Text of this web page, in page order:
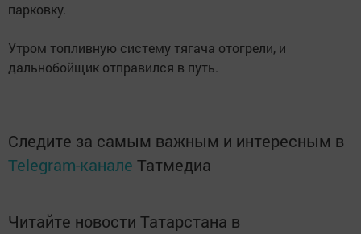
парковку.
Утром топливную систему тягача отогрели, и
дальнобойщик отправился в путь.
Следите за самым важным и интересным в
Telegram-канале Татмедиа
Читайте новости Татарстана в